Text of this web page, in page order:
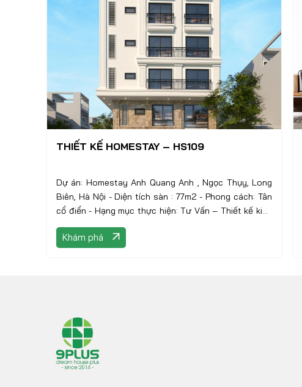
THIẾT KẾ HOMESTAY – HS109
Dự án: Homestay Anh Quang Anh , Ngọc Thụy, Long
Biên, Hà Nội - Diện tích sàn : 77m2 - Phong cách: Tân
cổ điển - Hạng mục thực hiện: Tư Vấn – Thiết kế kiến
trúc
Khám phá